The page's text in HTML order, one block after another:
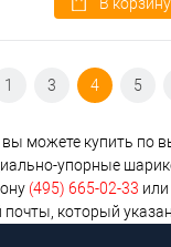
1 3 4 5
можете купить по
упорные
(495) 665-02-33
который указан